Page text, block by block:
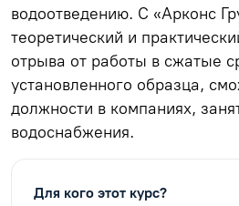
водоотведению. С «Арконс
теоретический и
отрыва от работы в сжатые
установленного образца,
должности в компаниях,
водоснабжения.
Для кого этот курс?